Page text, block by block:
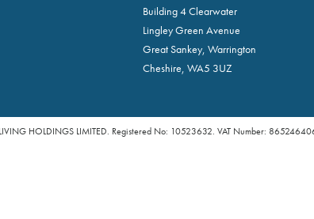
Building 4 Clearwater
Lingley Green Avenue
Great Sankey, Warrington
Cheshire, WA5 3UZ
HOLDINGS LIMITED. Registered No: 10523632. VAT Number: